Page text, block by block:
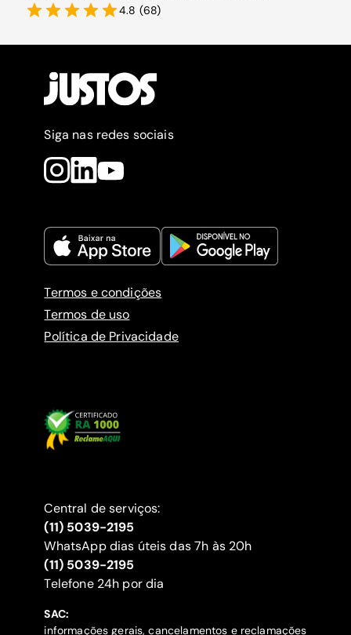
4.8 (68)
Siga nas redes sociais
Termos e condições
Termos de uso
Política de Privacidade
Central de serviços:
(11) 5039-2195
WhatsApp dias úteis das 7h às 20h
(11) 5039-2195
‍Telefone 24h por dia
SAC:
informações gerais, cancelamentos e reclamações